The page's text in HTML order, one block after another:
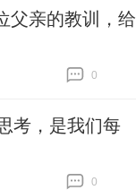
父亲的教训，给
0
考，是我们每
0